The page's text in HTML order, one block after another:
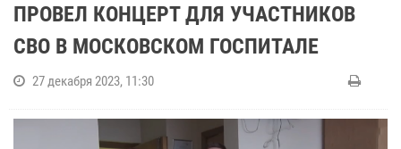
ПРОВЕЛ КОНЦЕРТ ДЛЯ УЧАСТНИКОВ
СВО В МОСКОВСКОМ ГОСПИТАЛЕ
27 декабря 2023, 11:30